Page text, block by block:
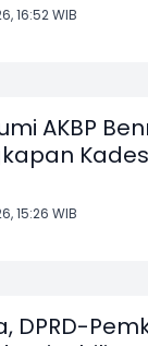
16:52 WIB
AKBP
15:26 WIB
DPRD-